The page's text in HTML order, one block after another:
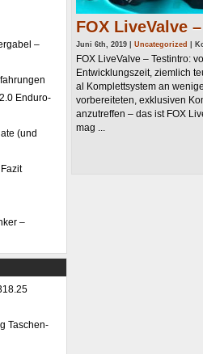
–
Enduro-
(und
–
Taschen-
FOX LiveValve
Juni 6th, 2019 | Uncategorized
FOX LiveValve – Testintro:
Entwicklungszeit, ziemlich
al Komplettsystem an
vorbereiteten, exklusiven
anzutreffen – das ist FOX
mag ...